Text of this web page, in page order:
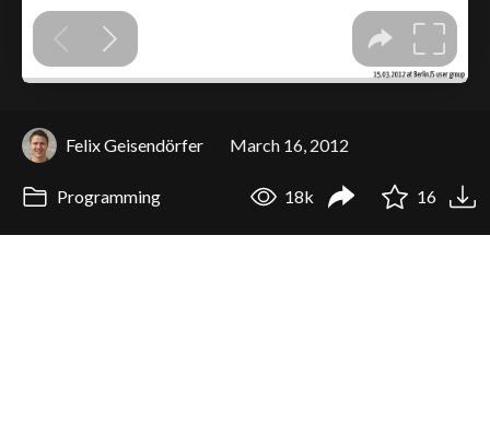
Felix Geisendörfer March 16, 2012
Programming 18k 16